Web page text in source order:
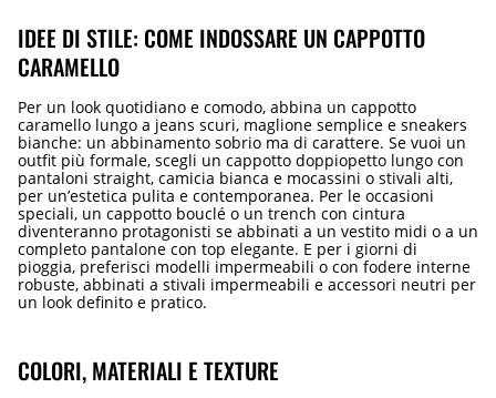
IDEE DI STILE: COME INDOSSARE UN CAPPOTTO
CARAMELLO
Per un look quotidiano e comodo, abbina un cappotto
caramello lungo a jeans scuri, maglione semplice e sneakers
bianche: un abbinamento sobrio ma di carattere. Se vuoi un
outfit più formale, scegli un cappotto doppiopetto lungo con
pantaloni straight, camicia bianca e mocassini o stivali alti,
per un’estetica pulita e contemporanea. Per le occasioni
speciali, un cappotto bouclé o un trench con cintura
diventeranno protagonisti se abbinati a un vestito midi o a un
completo pantalone con top elegante. E per i giorni di
pioggia, preferisci modelli impermeabili o con fodere interne
robuste, abbinati a stivali impermeabili e accessori neutri per
un look definito e pratico.
COLORI, MATERIALI E TEXTURE